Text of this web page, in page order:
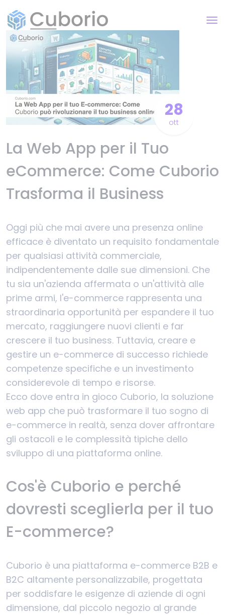
28
ott
La Web App per il Tuo
eCommerce: Come Cuborio
Trasforma il Business
Oggi più che mai avere una presenza online
efficace è diventato un requisito fondamentale
per qualsiasi attività commerciale,
indipendentemente dalle sue dimensioni. Che
tu sia un'azienda affermata o un'attività alle
prime armi, l'e-commerce rappresenta una
straordinaria opportunità per espandere il tuo
mercato, raggiungere nuovi clienti e far
crescere il tuo business. Tuttavia, creare e
gestire un e-commerce di successo richiede
competenze specifiche e un investimento
considerevole di tempo e risorse.
Ecco dove entra in gioco Cuborio, la soluzione
web app che può trasformare il tuo sogno di
e-commerce in realtà, senza dover affrontare
gli ostacoli e le complessità tipiche dello
sviluppo di una piattaforma online.
Cos'è Cuborio e perché
dovresti sceglierla per il tuo
E-commerce?
Cuborio è una piattaforma e-commerce B2B e
B2C altamente personalizzabile, progettata
per soddisfare le esigenze di aziende di ogni
dimensione, dal piccolo negozio al grande